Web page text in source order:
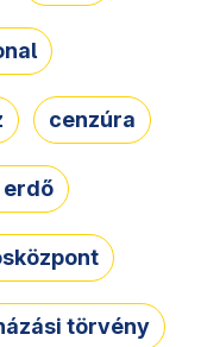
cenzúra
erdő
törvény